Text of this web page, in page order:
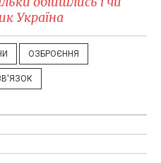
Україна
ОЗБРОЄННЯ